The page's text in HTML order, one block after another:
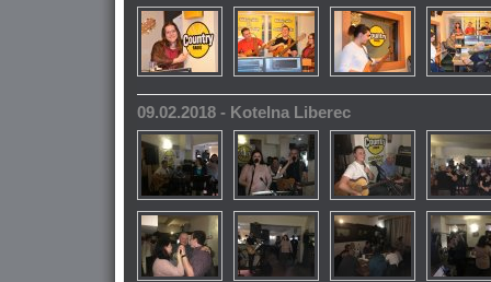
09.02.2018 - Kotelna Liberec